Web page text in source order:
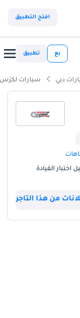
افتح التطبيق
بع تطبيق
دبي سيارات لكزس
اختبار القيادة
من هذا التاجر